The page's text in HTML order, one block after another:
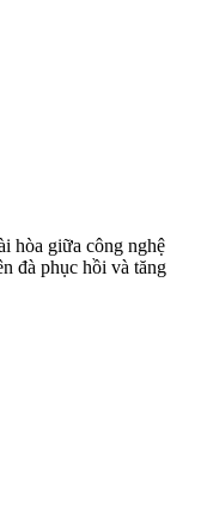
hòa giữa công nghệ
đà phục hồi và tăng